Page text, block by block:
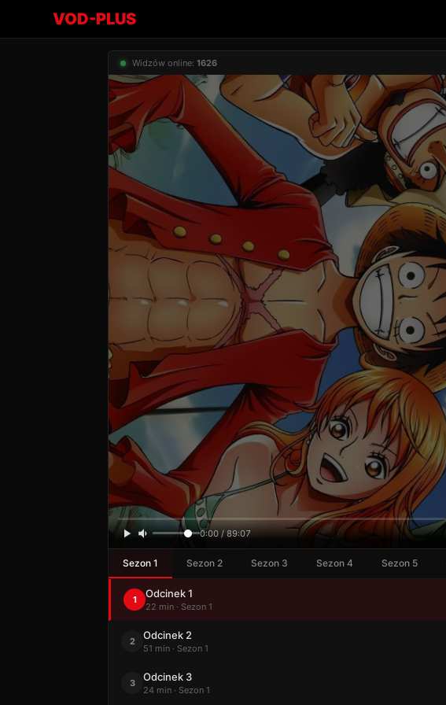
VOD-PLUS
Widzów online: 1626
0:00 / 89:07
Sezon 1 Sezon 2 Sezon 3 Sezon 4 Sezon 5
1 Odcinek 1
22 min · Sezon 1
2 Odcinek 2
51 min · Sezon 1
3 Odcinek 3
24 min · Sezon 1